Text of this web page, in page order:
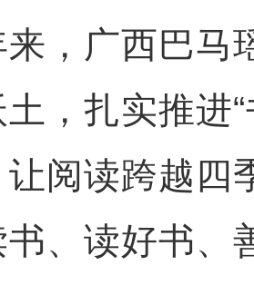
，广西巴马
，扎实推进
让阅读跨越四
、读好书、